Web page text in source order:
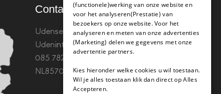
Contact
Udenseweg 8B 5405 PA
Udeninfo(@)koffie-tabletten.nlTel.
085 782 5578KvK 67529623 Btw:
NL857053759B01
(functionele)werking van onze website en
voor het analyseren(Prestatie) van
bezoekers op onze website. Voor het
analyseren en meten van onze advertenties
(Marketing) delen we gegevens met onze
advertentie partners.
Kies hieronder welke cookies u wil toestaan.
Wil je alles toestaan klik dan direct op Alles
Accepteren.